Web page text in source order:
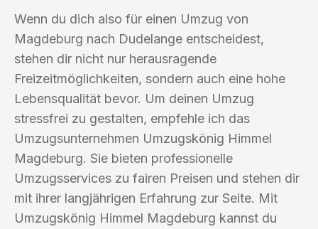
Wenn du dich also für einen Umzug von
Magdeburg nach Dudelange entscheidest,
stehen dir nicht nur herausragende
Freizeitmöglichkeiten, sondern auch eine hohe
Lebensqualität bevor. Um deinen Umzug
stressfrei zu gestalten, empfehle ich das
Umzugsunternehmen Umzugskönig Himmel
Magdeburg. Sie bieten professionelle
Umzugsservices zu fairen Preisen und stehen dir
mit ihrer langjährigen Erfahrung zur Seite. Mit
Umzugskönig Himmel Magdeburg kannst du